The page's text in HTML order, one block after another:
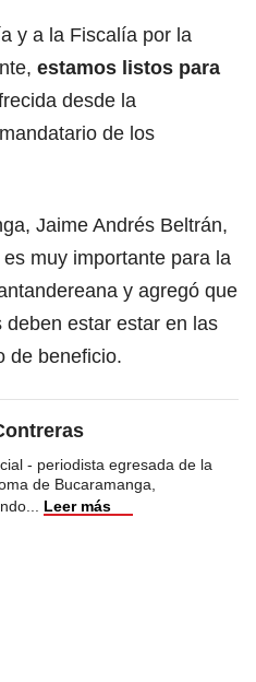
y a la Fiscalía por la
estamos listos para
desde la
de los
Jaime Andrés Beltrán,
muy importante para la
y agregó que
estar estar en las
de beneficio.
- periodista egresada de la
de Bucaramanga,
Leer más